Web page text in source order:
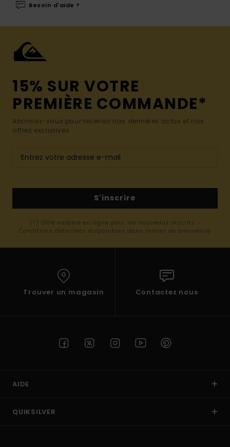
Besoin d'aide ?
15% SUR VOTRE
PREMIÈRE COMMANDE*
Abonnez-vous pour recevoir nos dernières actus et nos
offres exclusives.
S'inscrire
(*) Offre valable en ligne pour les nouveaux inscrits -
Conditions détaillées disponibles dans l'email de bienvenue
Trouver un magasin Contactez nous
AIDE
QUIKSILVER